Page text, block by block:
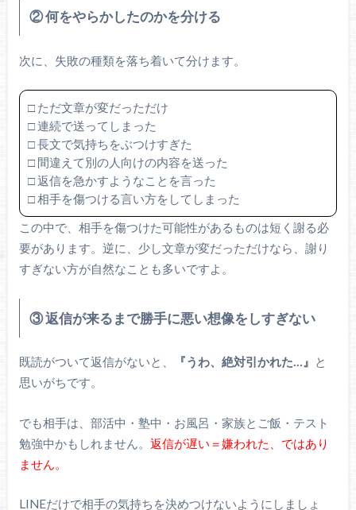
② 何をやらかしたのかを分ける
次に、失敗の種類を落ち着いて分けます。
□ ただ文章が変だっただけ
□ 連続で送ってしまった
□ 長文で気持ちをぶつけすぎた
□ 間違えて別の人向けの内容を送った
□ 返信を急かすようなことを言った
□ 相手を傷つける言い方をしてしまった
この中で、相手を傷つけた可能性があるものは短く謝る必
要があります。逆に、少し文章が変だっただけなら、謝り
すぎない方が自然なことも多いですよ。
③ 返信が来るまで勝手に悪い想像をしすぎない
既読がついて返信がないと、 『うわ、絶対引かれた…』 と
思いがちです。
でも相手は、部活中・塾中・お風呂・家族とご飯・テスト
勉強中かもしれません。 返信が遅い＝嫌われた、ではあり
ません。
LINEだけで相手の気持ちを決めつけないようにしましょ